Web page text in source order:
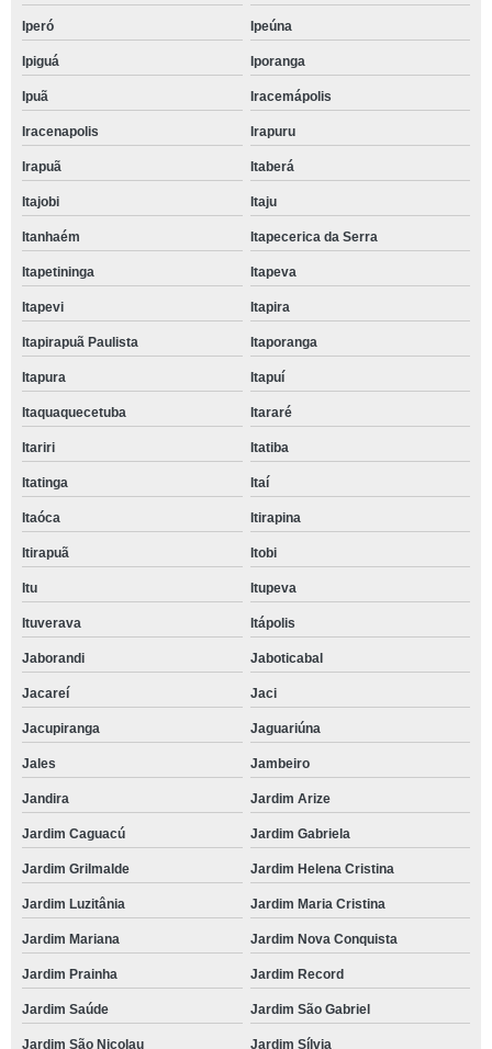
Iperó Ipeúna
Ipiguá Iporanga
Ipuã Iracemápolis
Iracenapolis Irapuru
Irapuã Itaberá
Itajobi Itaju
Itanhaém Itapecerica da Serra
Itapetininga Itapeva
Itapevi Itapira
Itapirapuã Paulista Itaporanga
Itapura Itapuí
Itaquaquecetuba Itararé
Itariri Itatiba
Itatinga Itaí
Itaóca Itirapina
Itirapuã Itobi
Itu Itupeva
Ituverava Itápolis
Jaborandi Jaboticabal
Jacareí Jaci
Jacupiranga Jaguariúna
Jales Jambeiro
Jandira Jardim Arize
Jardim Caguacú Jardim Gabriela
Jardim Grilmalde Jardim Helena Cristina
Jardim Luzitânia Jardim Maria Cristina
Jardim Mariana Jardim Nova Conquista
Jardim Prainha Jardim Record
Jardim Saúde Jardim São Gabriel
Jardim São Nicolau Jardim Sílvia